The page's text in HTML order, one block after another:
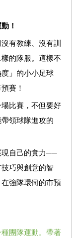
！
有教練、沒有訓
的隊服。這樣不
」的小小足球
賽！
比賽，不但要好
領球隊進攻的
現自己的實力──
巧與創意的智
強隊環伺的市預
種團隊運動。帶著